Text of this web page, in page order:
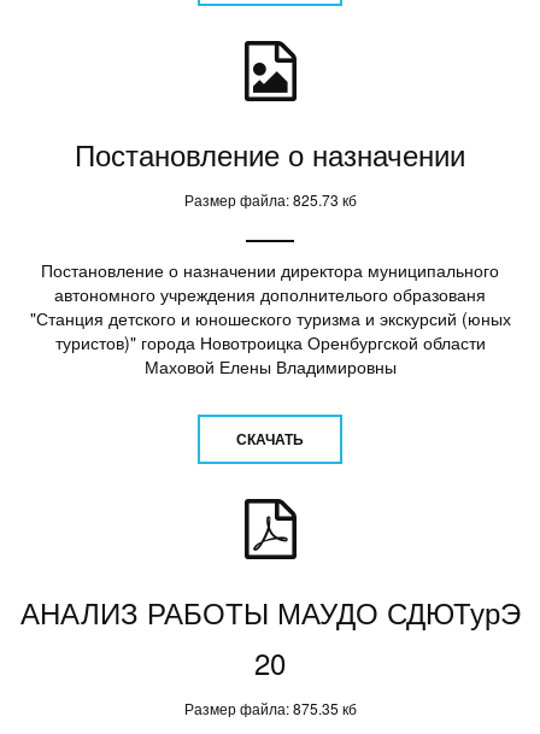
Постановление о назначении
Размер файла: 825.73 кб
Постановление о назначении директора муниципального
автономного учреждения дополнителього образованя
"Станция детского и юношеского туризма и экскурсий (юных
туристов)" города Новотроицка Оренбургской области
Маховой Елены Владимировны
СКАЧАТЬ
АНАЛИЗ РАБОТЫ МАУДО СДЮТурЭ
20
Размер файла: 875.35 кб